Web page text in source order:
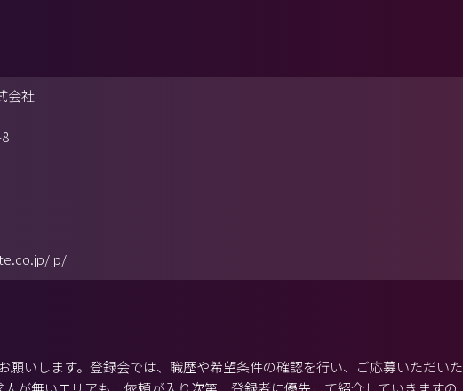
会社
jp/
願いします。登録会では、職歴や希望条件の確認を行い、ご応募いただいた